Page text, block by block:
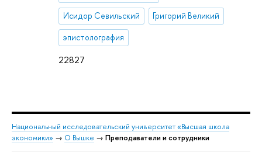
22827
Исидор Севильский Григорий Великий
эпистолография
Национальный исследовательский университет «Высшая школа
экономики» → О Вышке → Преподаватели и сотрудники